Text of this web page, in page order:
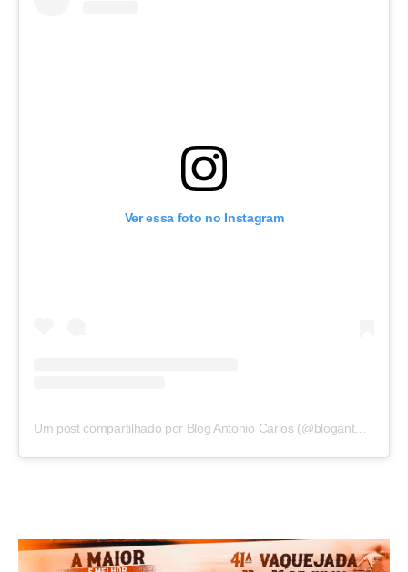
Ver essa foto no Instagram
Um post compartilhado por Blog Antonio Carlos (@blogantoniocarlos)